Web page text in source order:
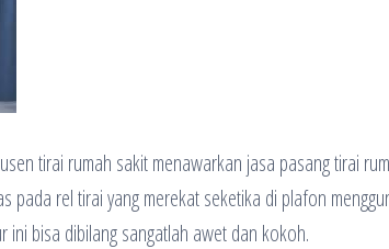
tirai rumah sakit menawarkan jasa pasang tirai
pada rel tirai yang merekat seketika di plafon
bisa dibilang sangatlah awet dan kokoh.